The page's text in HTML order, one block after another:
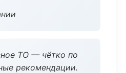
ТО — чётко по
рекомендации.